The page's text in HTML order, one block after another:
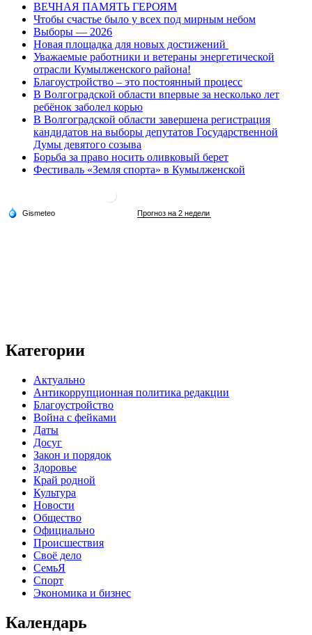
ВЕЧНАЯ ПАМЯТЬ ГЕРОЯМ
Чтобы счастье было у всех под мирным небом
Выборы — 2026
Новая площадка для новых достижений
Уважаемые работники и ветераны энергетической
отрасли Кумылженского района!
Благоустройство – это постоянный процесс
В Волгоградской области впервые за несколько лет
ребёнок заболел корью
В Волгоградской области завершена регистрация
кандидатов на выборы депутатов Государственной
Думы девятого созыва
Борьба за право носить оливковый берет
Фестиваль «Земля спорта» в Кумылженской
Категории
Актуально
Антикоррупционная политика редакции
Благоустройство
Война с фейками
Даты
Досуг
Закон и порядок
Здоровье
Край родной
Культура
Новости
Общество
Официально
Происшествия
Своё дело
СемьЯ
Спорт
Экономика и бизнес
Календарь